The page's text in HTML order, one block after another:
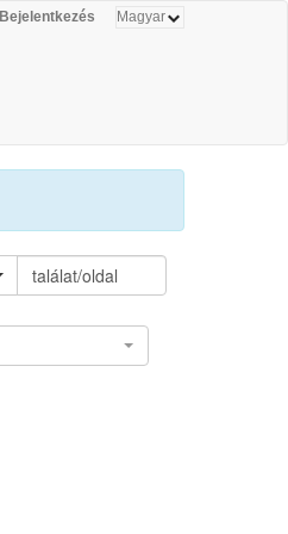
Bejelentkezés
találat/oldal